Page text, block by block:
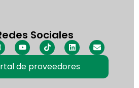
Sociales
de proveedores